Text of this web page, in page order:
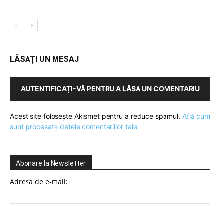
LĂSAȚI UN MESAJ
AUTENTIFICAȚI-VĂ PENTRU A LĂSA UN COMENTARIU
Acest site folosește Akismet pentru a reduce spamul. Află cum
sunt procesate datele comentariilor tale.
Abonare la Newsletter
Adresa de e-mail: